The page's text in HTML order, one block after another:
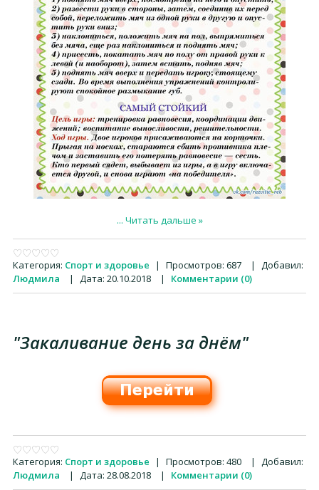
... Читать дальше »
Категория: Спорт и здоровье | Просмотров: 687 |
Добавил:
Людмила
| Дата: 20.10.2018 | Комментарии (0)
"Закаливание день за днём"
Категория: Спорт и здоровье | Просмотров: 480 |
Добавил:
Людмила
| Дата: 28.08.2018 | Комментарии (0)